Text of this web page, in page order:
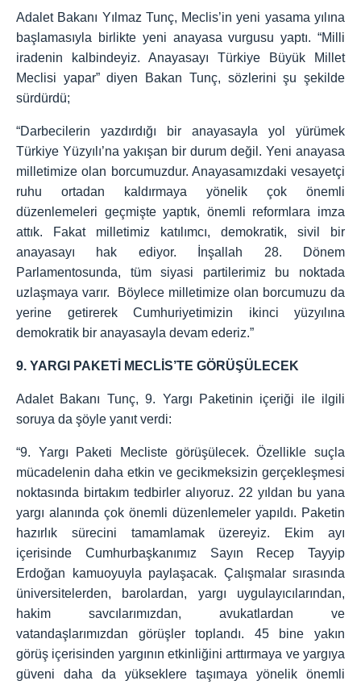
Adalet Bakanı Yılmaz Tunç, Meclis’in yeni yasama yılına
başlamasıyla birlikte yeni anayasa vurgusu yaptı. “Milli
iradenin kalbindeyiz. Anayasayı Türkiye Büyük Millet
Meclisi yapar” diyen Bakan Tunç, sözlerini şu şekilde
sürdürdü;
“Darbecilerin yazdırdığı bir anayasayla yol yürümek
Türkiye Yüzyılı’na yakışan bir durum değil. Yeni anayasa
milletimize olan borcumuzdur. Anayasamızdaki vesayetçi
ruhu ortadan kaldırmaya yönelik çok önemli
düzenlemeleri geçmişte yaptık, önemli reformlara imza
attık. Fakat milletimiz katılımcı, demokratik, sivil bir
anayasayı hak ediyor. İnşallah 28. Dönem
Parlamentosunda, tüm siyasi partilerimiz bu noktada
uzlaşmaya varır. Böylece milletimize olan borcumuzu da
yerine getirerek Cumhuriyetimizin ikinci yüzyılına
demokratik bir anayasayla devam ederiz.”
9. YARGI PAKETİ MECLİS’TE GÖRÜŞÜLECEK
Adalet Bakanı Tunç, 9. Yargı Paketinin içeriği ile ilgili
soruya da şöyle yanıt verdi:
“9. Yargı Paketi Mecliste görüşülecek. Özellikle suçla
mücadelenin daha etkin ve gecikmeksizin gerçekleşmesi
noktasında birtakım tedbirler alıyoruz. 22 yıldan bu yana
yargı alanında çok önemli düzenlemeler yapıldı. Paketin
hazırlık sürecini tamamlamak üzereyiz. Ekim ayı
içerisinde Cumhurbaşkanımız Sayın Recep Tayyip
Erdoğan kamuoyuyla paylaşacak. Çalışmalar sırasında
üniversitelerden, barolardan, yargı uygulayıcılarından,
hakim savcılarımızdan, avukatlardan ve
vatandaşlarımızdan görüşler toplandı. 45 bine yakın
görüş içerisinden yargının etkinliğini arttırmaya ve yargıya
güveni daha da yükseklere taşımaya yönelik önemli